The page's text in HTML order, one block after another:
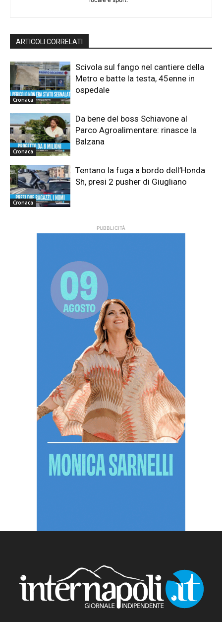
ARTICOLI CORRELATI
Cronaca
Scivola sul fango nel cantiere della
Metro e batte la testa, 45enne in
ospedale
Cronaca
Da bene del boss Schiavone al
Parco Agroalimentare: rinasce la
Balzana
Cronaca
Tentano la fuga a bordo dell’Honda
Sh, presi 2 pusher di Giugliano
PUBBLICITÀ